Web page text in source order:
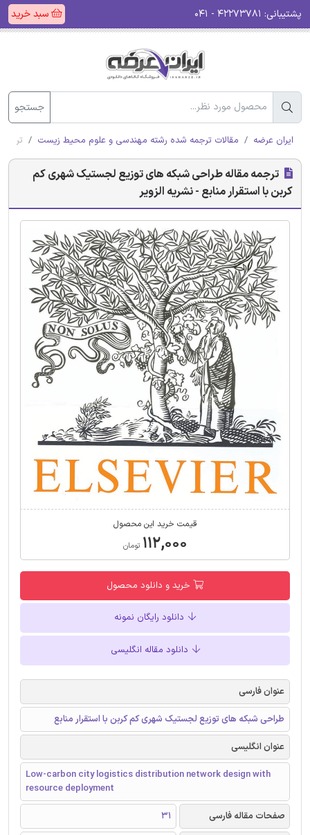
پشتیبانی: سبد خرید
جستجو
ایران عرضه مقالات ترجمه شده رشته مهندسی و علوم محیط زیست
ترجمه مقاله طراحی شبکه های توزیع لجستیک شهری کم
کربن با استقرار منابع - نشریه الزویر
قیمت خرید این محصول
۱۱۲,۰۰۰ تومان
خرید و دانلود محصول
دانلود رایگان نمونه
دانلود مقاله انگلیسی
عنوان فارسی
طراحی شبکه های توزیع لجستیک شهری کم کربن با استقرار منابع
عنوان انگلیسی
Low-carbon city logistics distribution network design with
resource deployment
صفحات مقاله فارسی
31